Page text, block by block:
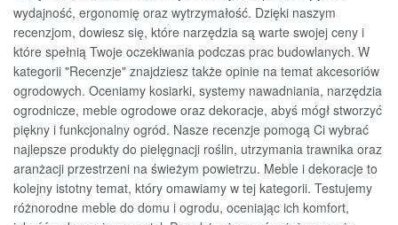
wydajność, ergonomię oraz wytrzymałość. Dzięki naszym
recenzjom, dowiesz się, które narzędzia są warte swojej ceny i
które spełnią Twoje oczekiwania podczas prac budowlanych. W
kategorii "Recenzje" znajdziesz także opinie na temat akcesoriów
ogrodowych. Oceniamy kosiarki, systemy nawadniania, narzędzia
ogrodnicze, meble ogrodowe oraz dekoracje, abyś mógł stworzyć
piękny i funkcjonalny ogród. Nasze recenzje pomogą Ci wybrać
najlepsze produkty do pielęgnacji roślin, utrzymania trawnika oraz
aranżacji przestrzeni na świeżym powietrzu. Meble i dekoracje to
kolejny istotny temat, który omawiamy w tej kategorii. Testujemy
różnorodne meble do domu i ogrodu, oceniając ich komfort,